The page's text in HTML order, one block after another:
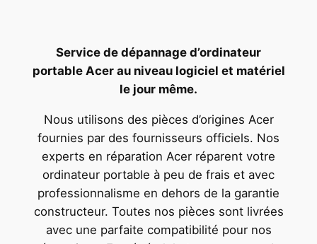
Service de dépannage d’ordinateur
portable Acer au niveau logiciel et matériel
le jour même.
Nous utilisons des pièces d’origines Acer
fournies par des fournisseurs officiels. Nos
experts en réparation Acer réparent votre
ordinateur portable à peu de frais et avec
professionnalisme en dehors de la garantie
constructeur. Toutes nos pièces sont livrées
avec une parfaite compatibilité pour nos